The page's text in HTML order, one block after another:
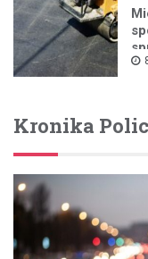
Kronika